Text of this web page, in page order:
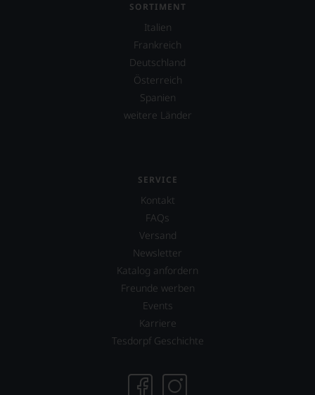
SORTIMENT
Italien
Frankreich
Deutschland
Österreich
Spanien
weitere Länder
SERVICE
Kontakt
FAQs
Versand
Newsletter
Katalog anfordern
Freunde werben
Events
Karriere
Tesdorpf Geschichte